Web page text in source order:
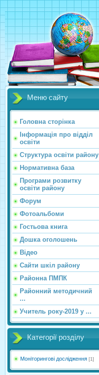
Меню сайту
Головна сторінка
Інформація про відділ
освіти
Структура освіти району
Нормативна база
Програми розвитку
освіти району
Форум
Фотоальбоми
Гостьова книга
Дошка оголошень
Відео
Сайти шкіл району
Районна ПМПК
Районний методичний
...
Учитель року-2019 у ...
Категорії розділу
Моніторингові дослідження [1]